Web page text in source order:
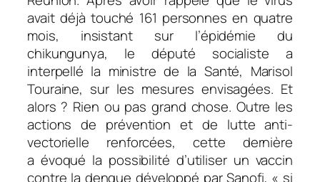
avait déjà touché 161 personnes en quatre
mois, insistant sur l’épidémie du
chikungunya, le député socialiste a
interpellé la ministre de la Santé, Marisol
Touraine, sur les mesures envisagées. Et
alors ? Rien ou pas grand chose. Outre les
actions de prévention et de lutte anti-
vectorielle renforcées, cette dernière
a évoqué la possibilité d’utiliser un vaccin
contre la dengue développé par Sanofi, « si